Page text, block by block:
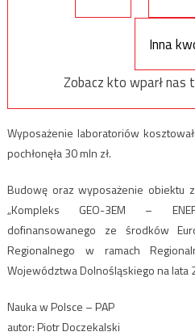
Inna
Zobacz kto wparł nas
Wyposażenie laboratoriów
pochłonęła 30 mln zł.
Budowę oraz wyposażenie obiektu
„Kompleks GEO-3EM –
dofinansowanego ze środków
Regionalnego w ramach
Województwa Dolnośląskiego na lata
Nauka w Polsce – PAP
autor: Piotr Doczekalski